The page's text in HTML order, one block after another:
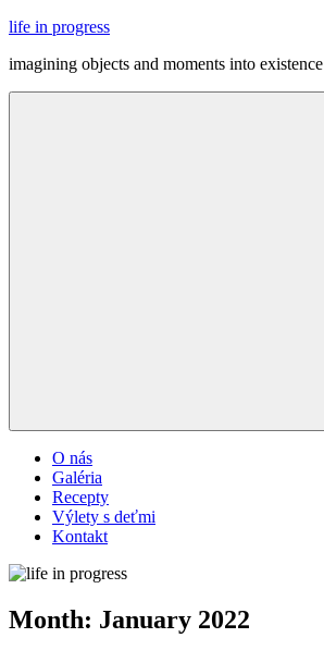
Skip
content
life in progress
imagining objects and moments into existence
O nás
Galéria
Recepty
Výlety s deťmi
Kontakt
Month: January 2022